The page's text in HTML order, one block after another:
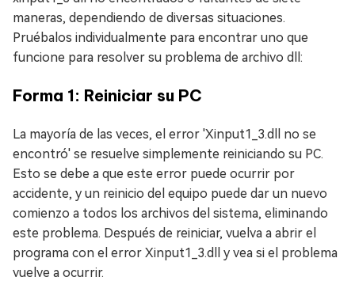
maneras, dependiendo de diversas situaciones.
Pruébalos individualmente para encontrar uno que
funcione para resolver su problema de archivo dll:
Forma 1: Reiniciar su PC
La mayoría de las veces, el error 'Xinput1_3.dll no se
encontró' se resuelve simplemente reiniciando su PC.
Esto se debe a que este error puede ocurrir por
accidente, y un reinicio del equipo puede dar un nuevo
comienzo a todos los archivos del sistema, eliminando
este problema. Después de reiniciar, vuelva a abrir el
programa con el error Xinput1_3.dll y vea si el problema
vuelve a ocurrir.